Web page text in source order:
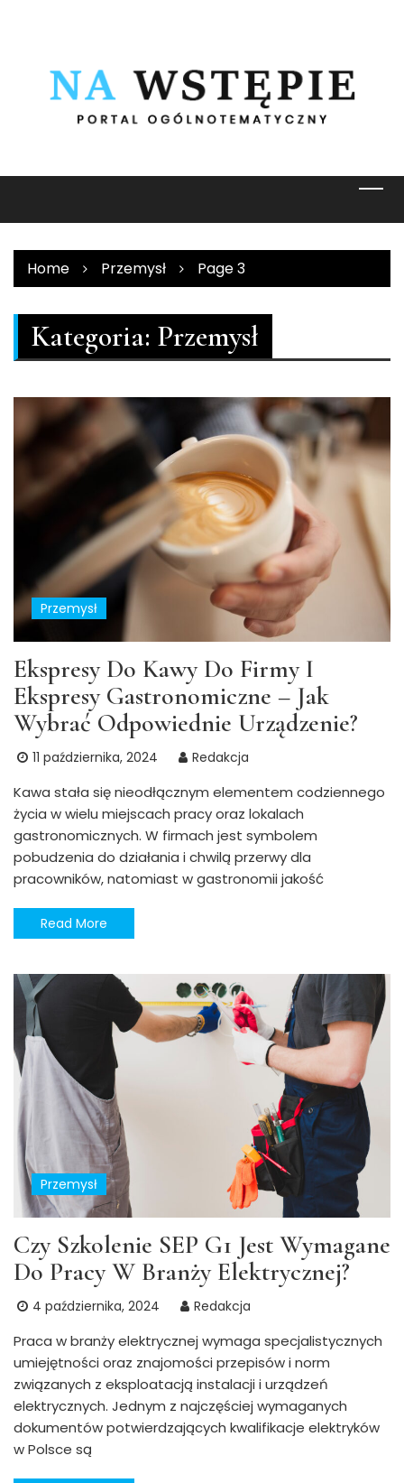
Home Przemysł Page 3
Kategoria: Przemysł
Przemysł
Ekspresy Do Kawy Do Firmy I
Ekspresy Gastronomiczne – Jak
Wybrać Odpowiednie Urządzenie?
11 października, 2024 Redakcja
Kawa stała się nieodłącznym elementem codziennego
życia w wielu miejscach pracy oraz lokalach
gastronomicznych. W firmach jest symbolem
pobudzenia do działania i chwilą przerwy dla
pracowników, natomiast w gastronomii jakość
Read More
Przemysł
Czy Szkolenie SEP G1 Jest Wymagane
Do Pracy W Branży Elektrycznej?
4 października, 2024 Redakcja
Praca w branży elektrycznej wymaga specjalistycznych
umiejętności oraz znajomości przepisów i norm
związanych z eksploatacją instalacji i urządzeń
elektrycznych. Jednym z najczęściej wymaganych
dokumentów potwierdzających kwalifikacje elektryków
w Polsce są